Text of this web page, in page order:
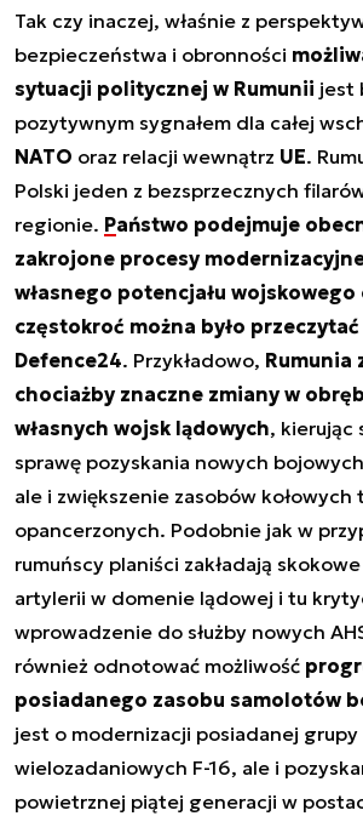
Tak czy inaczej, właśnie z
bezpieczeństwa i obronności
sytuacji politycznej w Rumunii jest
pozytywnym sygnałem dla całej
NATO oraz relacji wewnątrz UE.
Polski jeden z bezsprzecznych
regionie. Państwo podejmuje
zakrojone procesy
własnego potencjału
częstokroć można było przeczytać
Defence24. Przykładowo, Rumunia
chociażby znaczne zmiany w
własnych wojsk lądowych, kierując
sprawę pozyskania nowych
ale i zwiększenie zasobów
opancerzonych. Podobnie jak w
rumuńscy planiści zakładają
artylerii w domenie lądowej i tu
wprowadzenie do służby nowych
również odnotować możliwość
posiadanego zasobu samolotów
jest o modernizacji posiadanej
wielozadaniowych F-16, ale i
powietrznej piątej generacji w